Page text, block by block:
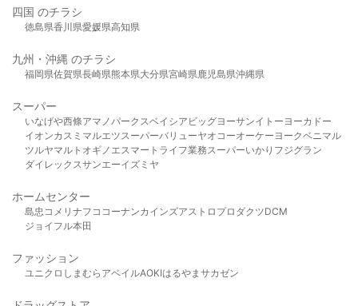
四国 のチラシ
徳島県香川県愛媛県高知県
九州・沖縄 のチラシ
福岡県佐賀県長崎県熊本県大分県宮崎県鹿児島県沖縄県
スーパー
いなげや西條アマノパークスベイシア ビッグヨーサンイトーヨーカドー
イオンカスミ マルエツスーパーバリューヤオコーオーケー ヨークベニマル
ツルヤマルト オギノ エスマート ライフ業務スーパーいかり フジグラン
ダイレックスサンエーイズミヤ
ホームセンター
島忠 コメリ ナフコ コーナンカインズアストロプロダクツDCM
ジョイフル本田
ファッション
ユニクロ しまむら アベイルAOKIはるやま サカゼン